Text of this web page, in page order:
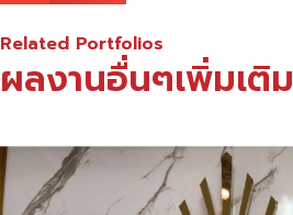
Related Portfolios
ผลงานอื่นๆเพิ่มเติม